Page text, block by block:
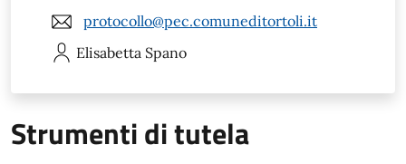
protocollo@pec.comuneditortoli.it
Elisabetta Spano
Strumenti di tutela